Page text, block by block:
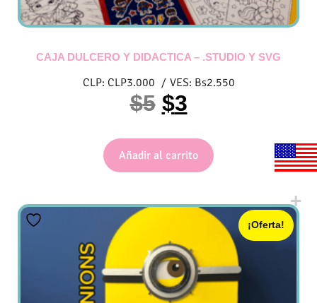
CAJA DULCERO Y DIDACTICA – .STUDIO Y SVG
CLP: CLP3.000 / VES: Bs2.550
$5 $3
Añadir al carrito
¡Oferta!